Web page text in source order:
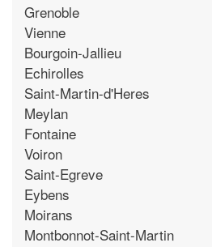
Grenoble
Vienne
Bourgoin-Jallieu
Echirolles
Saint-Martin-d'Heres
Meylan
Fontaine
Voiron
Saint-Egreve
Eybens
Moirans
Montbonnot-Saint-Martin